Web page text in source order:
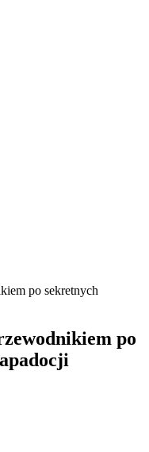
po sekretnych
po